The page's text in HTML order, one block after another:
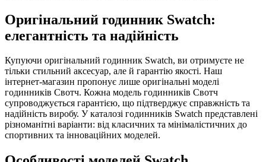
Оригінальний годинник Swatch:
елегантність та надійність
Купуючи оригінальний годинник Swatch, ви отримуєте не
тільки стильний аксесуар, але й гарантію якості. Наш
інтернет-магазин пропонує лише оригінальні моделі
годинників Свотч. Кожна модель годинників Свотч
супроводжується гарантією, що підтверджує справжність та
надійність виробу. У каталозі годинників Swatch представлені
різноманітні варіанти: від класичних та мінімалістичних до
спортивних та інноваційних моделей.